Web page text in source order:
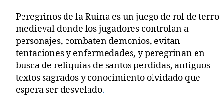
Peregrinos de la Ruina es un juego de rol de
medieval donde los jugadores controlan a
personajes, combaten demonios, evitan
tentaciones y enfermedades, y peregrinan en
busca de reliquias de santos perdidas, antiguos
textos sagrados y conocimiento olvidado que
espera ser desvelado.